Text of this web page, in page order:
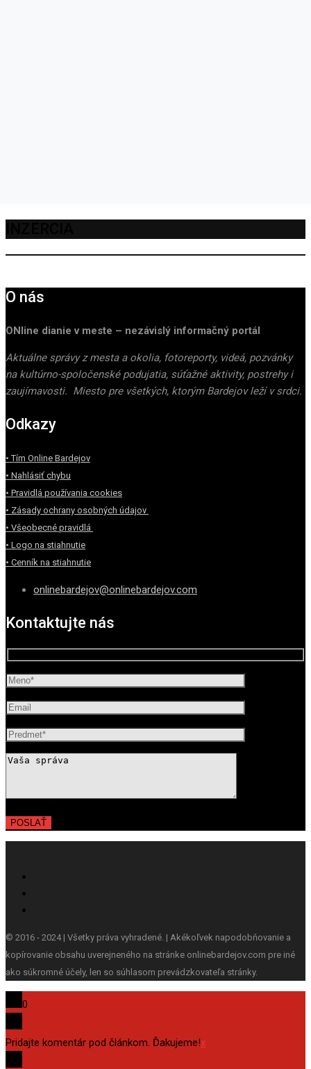
O nás
ONline dianie v meste – nezávislý informačný portál
Aktuálne správy z mesta a okolia, fotoreporty, videá, pozvánky
na kultúrno-spoločenské podujatia, súťažné aktivity, postrehy i
zaujímavosti. Miesto pre všetkých, ktorým Bardejov leží v srdci.
Odkazy
• Tím Online Bardejov
• Nahlásiť chybu
• Pravidlá používania cookies
• Zásady ochrany osobných údajov
• Všeobecné pravidlá
• Logo na stiahnutie
• Cenník na stiahnutie
onlinebardejov@onlinebardejov.com
Kontaktujte nás
© 2016 - 2024 | Všetky práva vyhradené. | Akékoľvek napodobňovanie a
kopírovanie obsahu uverejneného na stránke onlinebardejov.com pre iné
ako súkromné účely, len so súhlasom prevádzkovateľa stránky.
0
Pridajte komentár pod článkom. Ďakujeme!x